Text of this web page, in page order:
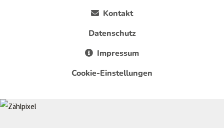
Kontakt
Datenschutz
Impressum
Cookie-Einstellungen